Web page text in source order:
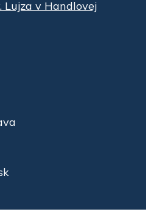
Lujza v Handlovej